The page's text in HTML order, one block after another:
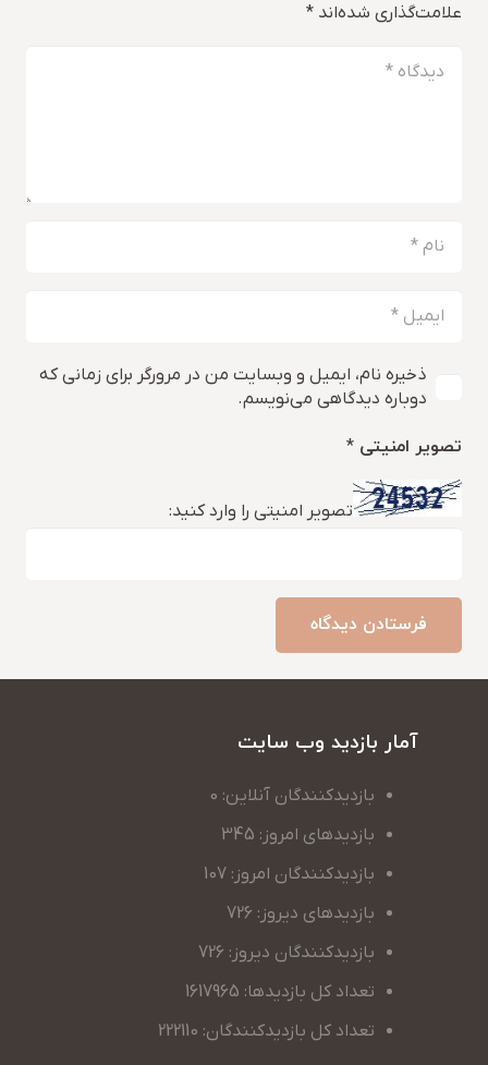
علامت‌گذاری شده‌اند *
ذخیره نام، ایمیل و وبسایت من در مرورگر برای زمانی که
دوباره دیدگاهی می‌نویسم.
تصویر امنیتی *
تصویر امنیتی را وارد کنید:
فرستادن دیدگاه
آمار بازدید وب سایت
بازدیدکنندگان آنلاین: 0
بازدیدهای امروز: 345
بازدیدکنندگان امروز: 107
بازدیدهای دیروز: 726
بازدیدکنندگان دیروز: 726
تعداد کل بازدیدها: 1617965
تعداد کل بازدیدکنندگان: 222110